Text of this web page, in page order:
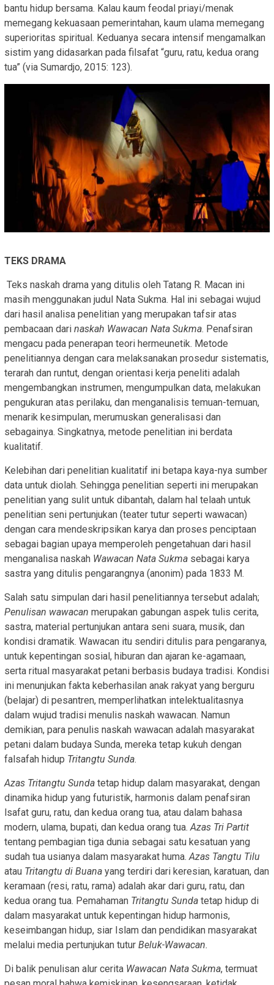
bantu hidup bersama. Kalau kaum feodal priayi/menak
memegang kekuasaan pemerintahan, kaum ulama memegang
superioritas spiritual. Keduanya secara intensif mengamalkan
sistim yang didasarkan pada filsafat “guru, ratu, kedua orang
tua” (via Sumardjo, 2015: 123).
TEKS DRAMA
Teks naskah drama yang ditulis oleh Tatang R. Macan ini
masih menggunakan judul Nata Sukma. Hal ini sebagai wujud
dari hasil analisa penelitian yang merupakan tafsir atas
pembacaan dari naskah Wawacan Nata Sukma. Penafsiran
mengacu pada penerapan teori hermeunetik. Metode
penelitiannya dengan cara melaksanakan prosedur sistematis,
terarah dan runtut, dengan orientasi kerja peneliti adalah
mengembangkan instrumen, mengumpulkan data, melakukan
pengukuran atas perilaku, dan menganalisis temuan-temuan,
menarik kesimpulan, merumuskan generalisasi dan
sebagainya. Singkatnya, metode penelitian ini berdata
kualitatif.
Kelebihan dari penelitian kualitatif ini betapa kaya-nya sumber
data untuk diolah. Sehingga penelitian seperti ini merupakan
penelitian yang sulit untuk dibantah, dalam hal telaah untuk
penelitian seni pertunjukan (teater tutur seperti wawacan)
dengan cara mendeskripsikan karya dan proses penciptaan
sebagai bagian upaya memperoleh pengetahuan dari hasil
menganalisa naskah Wawacan Nata Sukma sebagai karya
sastra yang ditulis pengarangnya (anonim) pada 1833 M.
Salah satu simpulan dari hasil penelitiannya tersebut adalah;
Penulisan wawacan merupakan gabungan aspek tulis cerita,
sastra, material pertunjukan antara seni suara, musik, dan
kondisi dramatik. Wawacan itu sendiri ditulis para pengaranya,
untuk kepentingan sosial, hiburan dan ajaran ke-agamaan,
serta ritual masyarakat petani berbasis budaya tradisi. Kondisi
ini menunjukan fakta keberhasilan anak rakyat yang berguru
(belajar) di pesantren, memperlihatkan intelektualitasnya
dalam wujud tradisi menulis naskah wawacan. Namun
demikian, para penulis naskah wawacan adalah masyarakat
petani dalam budaya Sunda, mereka tetap kukuh dengan
falsafah hidup Tritangtu Sunda.
Azas Tritangtu Sunda tetap hidup dalam masyarakat, dengan
dinamika hidup yang futuristik, harmonis dalam penafsiran
lsafat guru, ratu, dan kedua orang tua, atau dalam bahasa
modern, ulama, bupati, dan kedua orang tua.Azas Tri Partit
tentang pembagian tiga dunia sebagai satu kesatuan yang
sudah tua usianya dalam masyarakat huma.Azas Tangtu Tilu
atau Tritangtu di Buana yang terdiri dari keresian, karatuan, dan
keramaan (resi, ratu, rama) adalah akar dari guru, ratu, dan
kedua orang tua. Pemahaman Tritangtu Sunda tetap hidup di
dalam masyarakat untuk kepentingan hidup harmonis,
keseimbangan hidup, siar Islam dan pendidikan masyarakat
melalui media pertunjukan tutur Beluk-Wawacan.
Di balik penulisan alur cerita Wawacan Nata Sukma, termuat